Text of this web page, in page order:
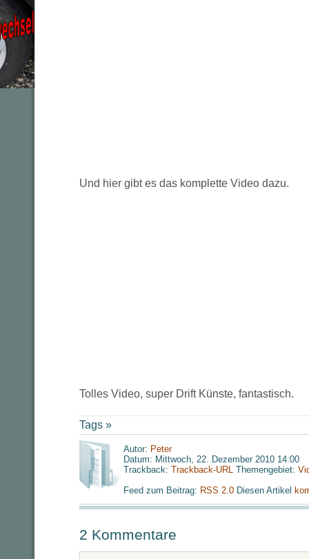
Und hier gibt es das komplette Video dazu.
Tolles Video, super Drift Künste, fantastisch.
Tags »
Autor: Peter
Datum: Mittwoch, 22. Dezember 2010 14:00
Trackback: Trackback-URL Themengebiet:
Feed zum Beitrag: RSS 2.0 Diesen Artikel
2 Kommentare